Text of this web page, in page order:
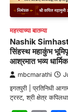
महत्त्वाच्या बातम्या
Nashik
सिंहस्थ महाकुंभ
आश्रमात भव्य
mbcmarathi
इगतपुरी | प्रतिनिधी
ट्रस्ट, श्री क्षेत्र